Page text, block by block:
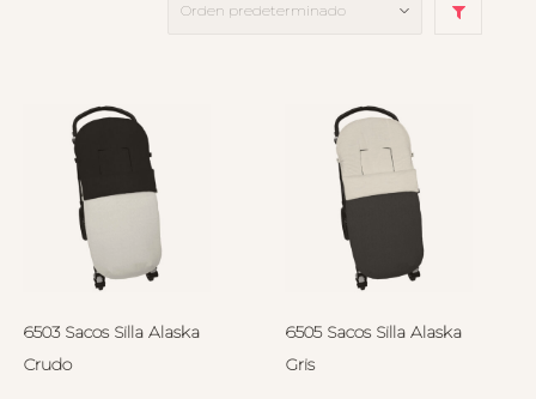
6503 Sacos Silla Alaska
Crudo
6505 Sacos Silla Alaska
Gris